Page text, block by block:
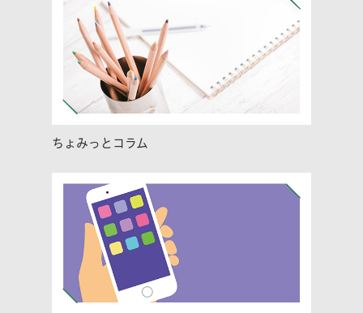
ちょみっとコラム